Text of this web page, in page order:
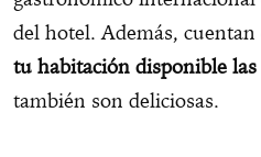
del hotel. Además,
tu habitación disponible
también son deliciosas.